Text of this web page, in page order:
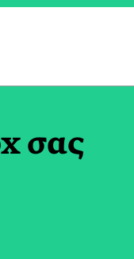
σας